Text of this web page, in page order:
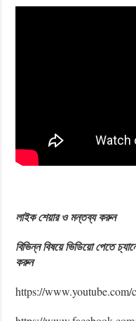
লাইক শেয়ার ও মন্তব্য করুন
বিভিন্ন বিষয়ে ভিডিয়ো পেতে
করুন
https://www.youtube.com/